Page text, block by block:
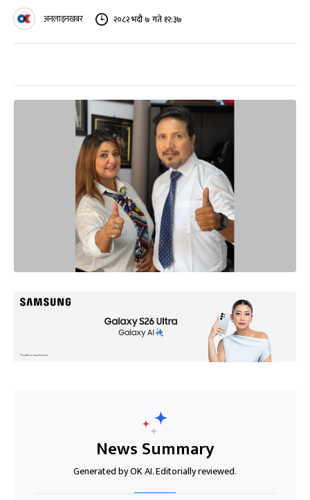
अनलाइनखबर २०८२ भदौ ७ गते १२:३७
News Summary
Generated by OK AI. Editorially reviewed.